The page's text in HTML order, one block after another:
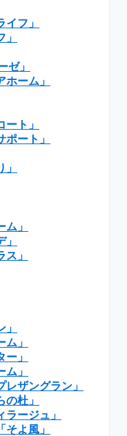
フ」
ゼ」
ーム」
ト」
ート」
」
」
」
」
」
ザングラン」
杜」
ージュ」
よ風」